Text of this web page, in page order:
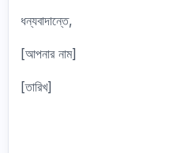
ধন্যবাদান্তে,
[আপনার নাম]
[তারিখ]